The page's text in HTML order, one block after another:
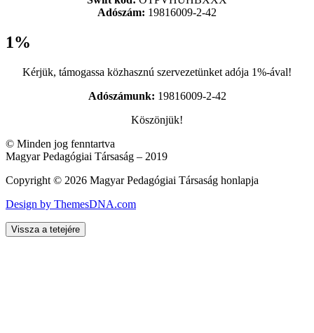
Adószám: 19816009-2-42
1%
Kérjük, támogassa közhasznú szervezetünket adója 1%-ával!
Adószámunk: 19816009-2-42
Köszönjük!
© Minden jog fenntartva
Magyar Pedagógiai Társaság – 2019
Copyright © 2026 Magyar Pedagógiai Társaság honlapja
Design by ThemesDNA.com
Vissza a tetejére